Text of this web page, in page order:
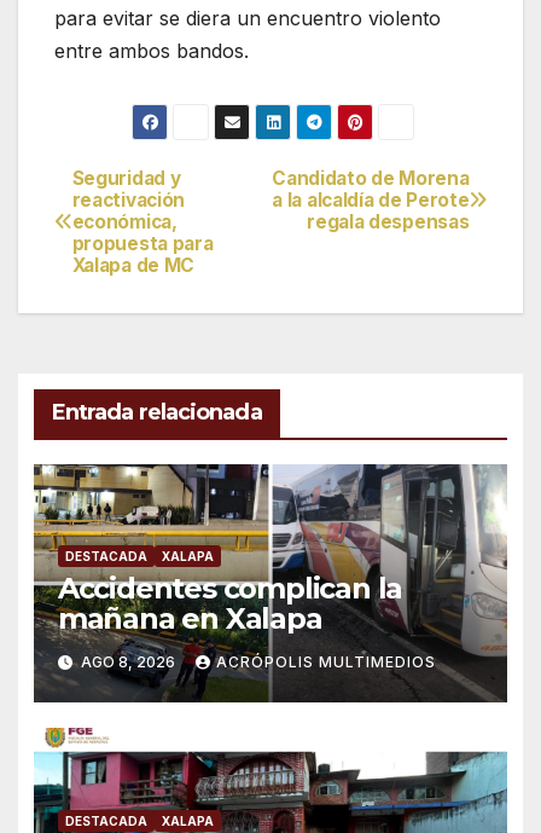
para evitar se diera un encuentro violento
entre ambos bandos.
Navegación
de
entradas
Candidato de Morena
a la alcaldía de Perote
regala despensas
Seguridad y
reactivación
económica,
propuesta para
Xalapa de MC
Entrada relacionada
DESTACADA XALAPA
Accidentes complican la
mañana en Xalapa
AGO 8, 2026 ACRÓPOLIS MULTIMEDIOS
DESTACADA XALAPA